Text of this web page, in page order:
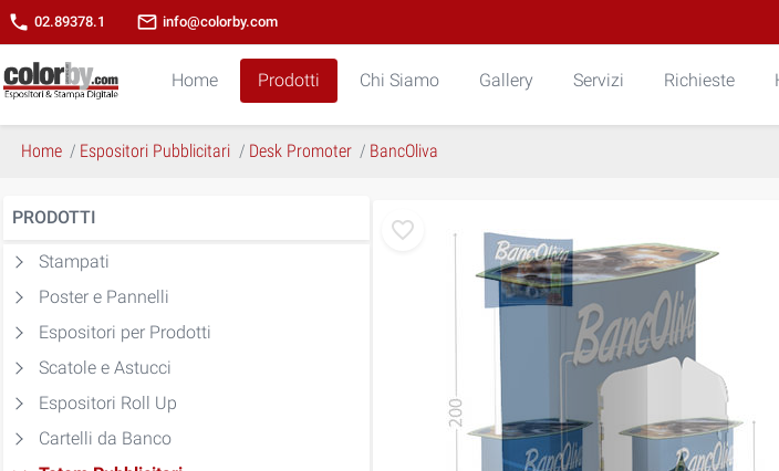
phone 02.89378.1 mail_outline info@colorby.com
Home Prodotti Chi Siamo Gallery Servizi Richieste
Home Espositori Pubblicitari Desk Promoter BancOliva
PRODOTTI
Stampati
Poster e Pannelli
Espositori per Prodotti
Scatole e Astucci
Espositori Roll Up
Cartelli da Banco